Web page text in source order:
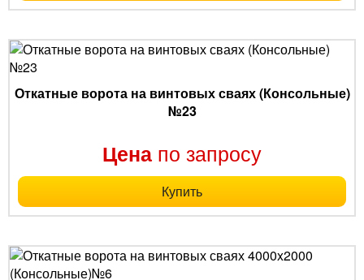
Откатные ворота на винтовых сваях (Консольные)
№23
Цена по запросу
Купить